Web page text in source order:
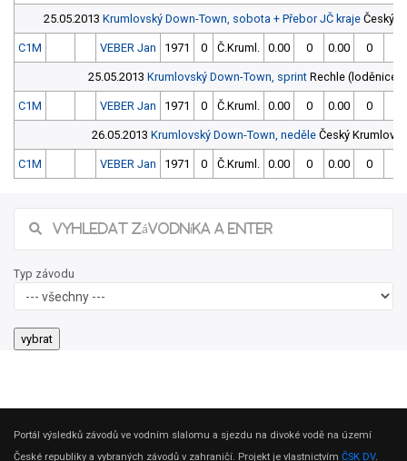
25.05.2013 Krumlovský Down-Town, sobota + Přebor JČ kraje Český
C1M VEBER Jan 1971 0 Č.Kruml. 0.00 0 0.00 0
25.05.2013 Krumlovský Down-Town, sprintRechle (loděnice
C1M VEBER Jan 1971 0 Č.Kruml. 0.00 0 0.00 0
26.05.2013 Krumlovský Down-Town, neděleČeský Krumlov,
C1M VEBER Jan 1971 0 Č.Kruml. 0.00 0 0.00 0
Typ závodu
Portál výsledků závodů ve vodním slalomu a sjezdu na divoké vodě na území
České republiky a vybraných závodů v zahraničí. Projekt je vlastnictvím ČSK DV.